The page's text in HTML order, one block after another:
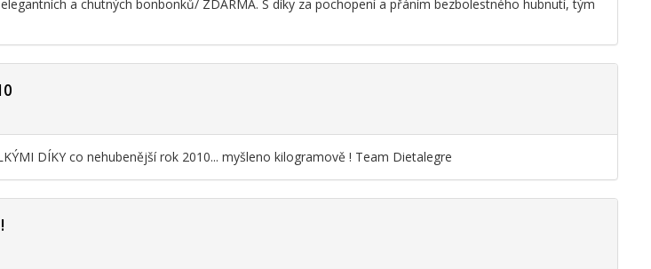
a chutných bonbonků/ ZDARMA. S díky za pochopení a přáním bezbolestného hubnutí, tým
DÍKY co nehubenější rok 2010... myšleno kilogramově ! Team Dietalegre